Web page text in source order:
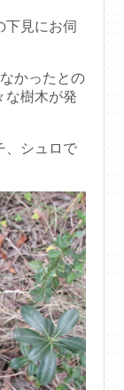
下見にお伺
かったとの
な樹木が発
、シュロで